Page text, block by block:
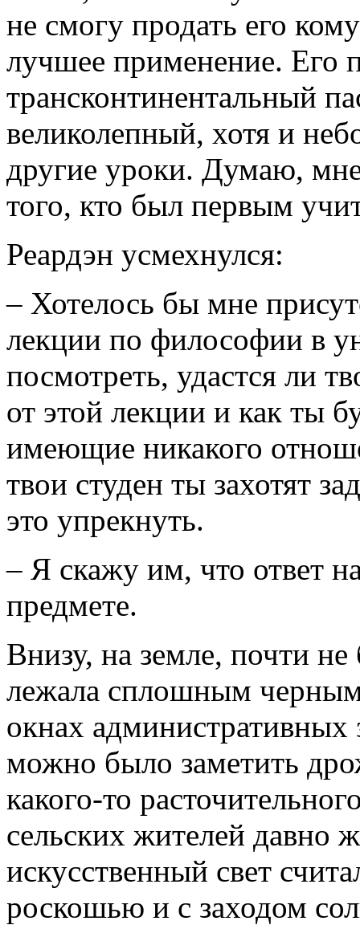
не смогу продать его
лучшее применение. Его
трансконтинентальный
великолепный, хотя и
другие уроки. Думаю,
того, кто был первым
Реардэн усмехнулся:
– Хотелось бы мне
лекции по философии в
посмотреть, удастся ли
от этой лекции и как ты
имеющие никакого
твои студен ты захотят
это упрекнуть.
– Я скажу им, что ответ
предмете.
Внизу, на земле, почти
лежала сплошным
окнах административных
можно было заметить
какого-то
сельских жителей давно
искусственный свет
роскошью и с заходом